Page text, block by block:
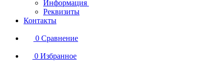
Информация
Реквизиты
Контакты
0 Сравнение
0 Избранное